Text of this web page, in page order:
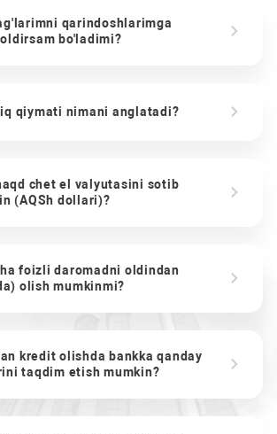
qarindoshlarimga
bo'ladimi?
qiymati nimani anglatadi?
chet el valyutasini sotib
(AQSh dollari)?
foizli daromadni oldindan
olish mumkinmi?
kredit olishda bankka qanday
taqdim etish mumkin?